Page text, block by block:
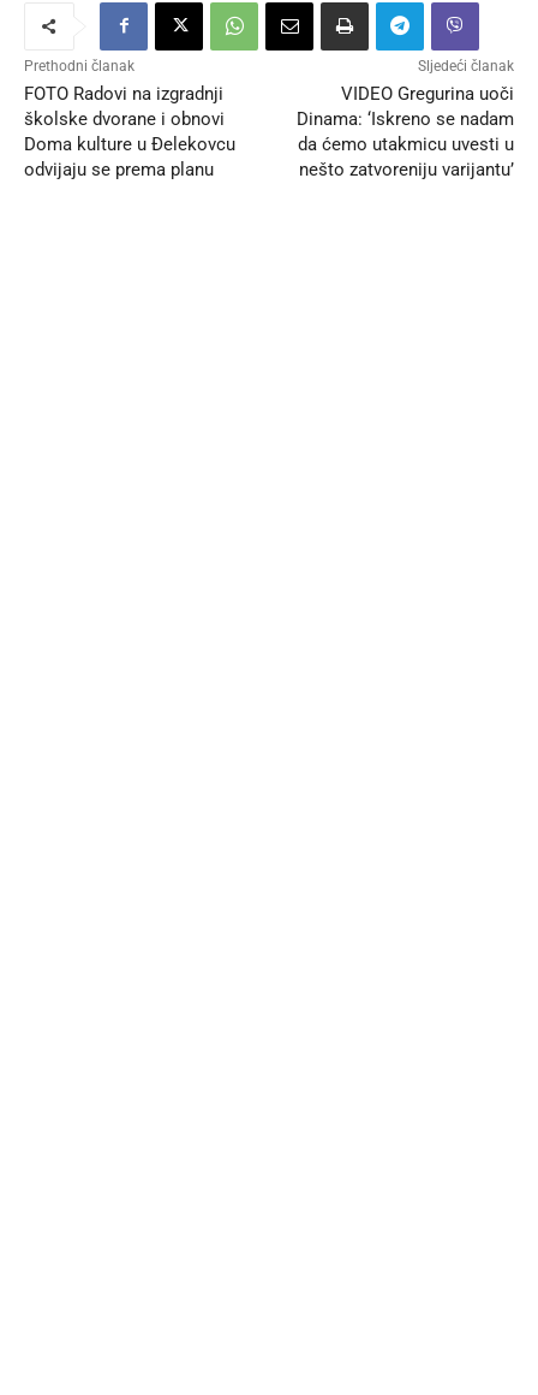
Prethodni članak
FOTO Radovi na izgradnji
školske dvorane i obnovi
Doma kulture u Đelekovcu
odvijaju se prema planu
Sljedeći članak
VIDEO Gregurina uoči
Dinama: ‘Iskreno se nadam
da ćemo utakmicu uvesti u
nešto zatvoreniju varijantu’